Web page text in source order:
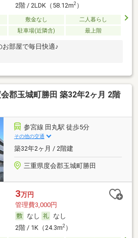
2階 / 2LDK（58.12m2）
敷金なし
二人暮らし
駐車場(近隣含) 最上階
お部屋で毎日快適♪
郡玉城町勝田 築32年2ヶ月 2階
参宮線 田丸駅 徒歩5分
その他の交通
築32年2ヶ月 / 2階建
三重県度会郡玉城町勝田
3万円
管理費3,000円
なし
なし
2階 / 1K（24.3m2）